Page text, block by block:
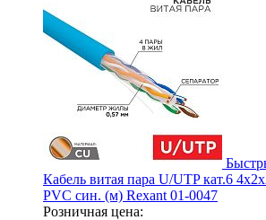
Кабель витая пара U/UTP кат.6
PVC син. (м) Rexant 01-0047
Розничная цена: